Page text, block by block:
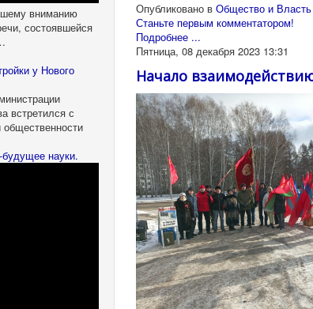
вниманию
состоявшейся
у Нового
встретился с
общественности
науки.
Опубликовано в Общество и Власть
Станьте первым комментатором!
Подробнее ...
Пятница, 08 декабря 2023 13:31
Начало